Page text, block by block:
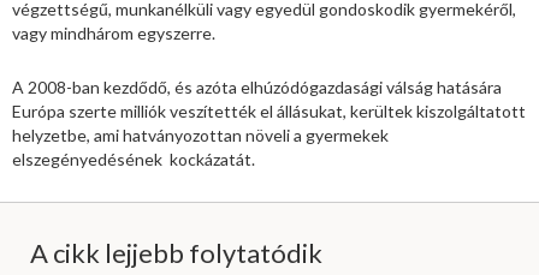
végzettségű, munkanélküli vagy egyedül gondoskodik gyermekéről,
vagy mindhárom egyszerre.
A 2008-ban kezdődő, és azóta elhúzódógazdasági válság hatására
Európa szerte milliók veszítették el állásukat, kerültek kiszolgáltatott
helyzetbe, ami hatványozottan növeli a gyermekek
elszegényedésének kockázatát.
A cikk lejjebb folytatódik